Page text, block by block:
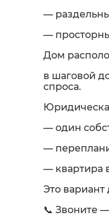
—
—
Дом
в шаговой
спроса.
— один
—
— квартира
Это вариант
📞 Звоните